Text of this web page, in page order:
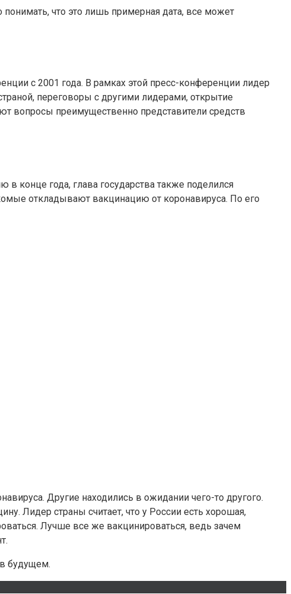
что это лишь примерная дата, все может
с 2001 года. В рамках этой пресс-конференции лидер
переговоры с другими лидерами, открытие
вопросы преимущественно представители средств
конце года, глава государства также поделился
откладывают вакцинацию от коронавируса. По его
Другие находились в ожидании чего-то другого.
Лидер страны считает, что у России есть хорошая,
Лучше все же вакцинироваться, ведь зачем
будущем.